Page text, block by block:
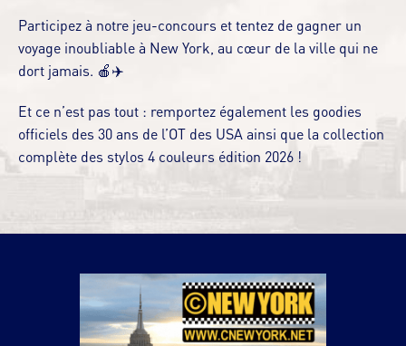
Participez à notre jeu-concours et tentez de gagner un
voyage inoubliable à New York, au cœur de la ville qui ne
dort jamais. 🍎✈️
Et ce n’est pas tout : remportez également les goodies
officiels des 30 ans de l’OT des USA ainsi que la collection
complète des stylos 4 couleurs édition 2026 !